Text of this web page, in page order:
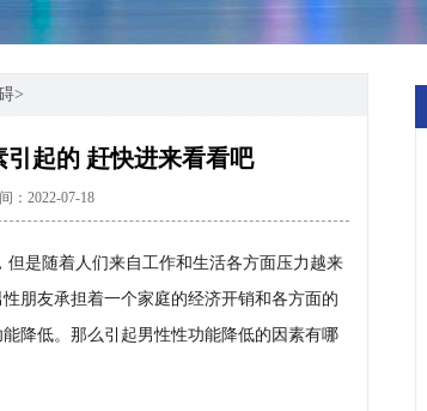
>
起的 赶快进来看看吧
：2022-07-18
是随着人们来自工作和生活各方面压力越来
朋友承担着一个家庭的经济开销和各方面的
降低。那么引起男性性功能降低的因素有哪